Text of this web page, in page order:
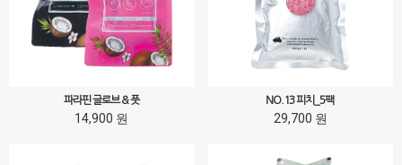
파라핀 글로브 & 풋
14,900 원
NO.13 피치_5팩
29,700 원